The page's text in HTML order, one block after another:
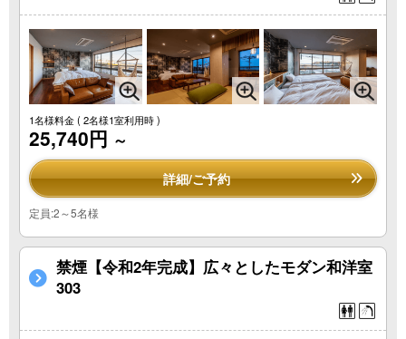
1名様料金( 2名様1室利用時 )
25,740円 ～
詳細/ご予約
定員:2～5名様
禁煙【令和2年完成】広々としたモダン和洋室
303